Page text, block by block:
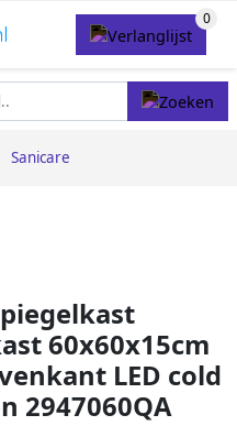
Sanicare
60x60x15cm
LED cold
2947060QA